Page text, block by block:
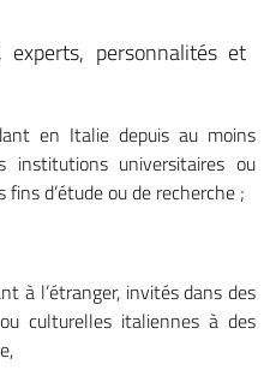
experts, personnalités et
en Italie depuis au moins
institutions universitaires ou
d’étude ou de recherche ;
à l’étranger, invités dans des
culturelles italiennes à des